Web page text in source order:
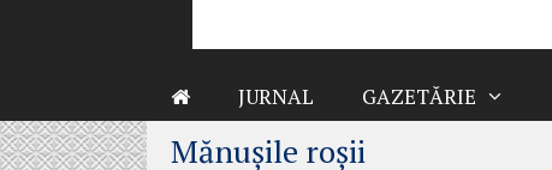
JURNAL GAZETĂRIE
Mănuşile roşii